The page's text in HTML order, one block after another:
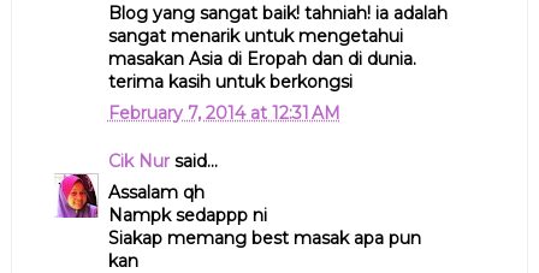
Blog yang sangat baik! tahniah! ia adalah
sangat menarik untuk mengetahui
masakan Asia di Eropah dan di dunia.
terima kasih untuk berkongsi
February 7, 2014 at 12:31 AM
Cik Nursaid...
Assalam qh
Nampk sedappp ni
Siakap memang best masak apa pun
kan